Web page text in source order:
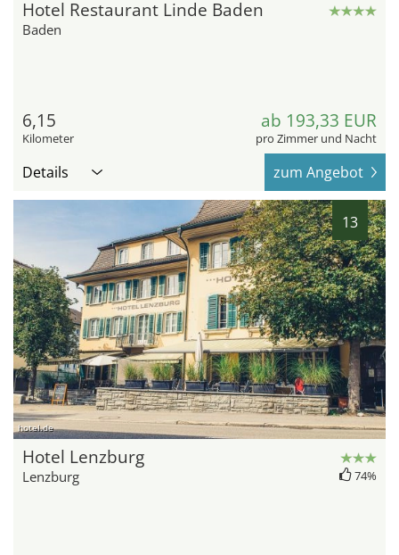
Hotel Restaurant Linde Baden
Baden
6,15
Kilometer
ab 193,33 EUR
pro Zimmer und Nacht
Details zum Angebot
13
hotel.de
Hotel Lenzburg
Lenzburg 74%